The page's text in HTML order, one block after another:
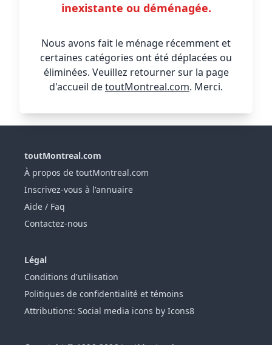
inexistante ou déménagée.
Nous avons fait le ménage récemment et
certaines catégories ont été déplacées ou
éliminées. Veuillez retourner sur la page
d'accueil detoutMontreal.com. Merci.
toutMontreal.com
À propos de toutMontreal.com
Inscrivez-vous à l'annuaire
Aide / Faq
Contactez-nous
Légal
Conditions d'utilisation
Politiques de confidentialité et témoins
Attributions: Social media icons by Icons8